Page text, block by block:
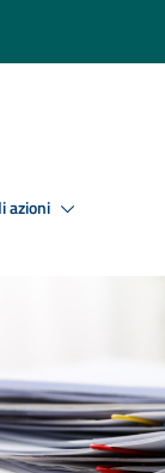
azioni